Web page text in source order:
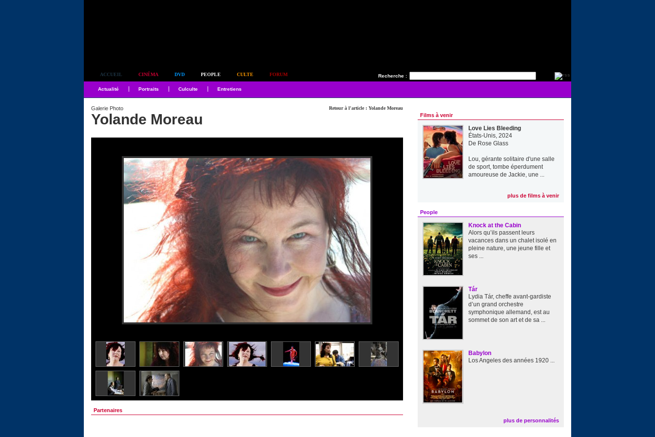
Recherche :
ACCUEIL CINÉMA DVD PEOPLE CULTE FORUM
Actualité Portraits Culculte Entretiens
Retour à l'article : Yolande Moreau
Galerie Photo
Yolande Moreau
Partenaires
Films à venir
Love Lies Bleeding
États-Unis, 2024
De Rose Glass
Lou, gérante solitaire d'une salle
de sport, tombe éperdument
amoureuse de Jackie, une ...
plus de films à venir
People
Knock at the Cabin
Alors qu’ils passent leurs
vacances dans un chalet isolé en
pleine nature, une jeune fille et
ses ...
Tár
Lydia Tár, cheffe avant-gardiste
d’un grand orchestre
symphonique allemand, est au
sommet de son art et de sa ...
Babylon
Los Angeles des années 1920 ...
plus de personnalités